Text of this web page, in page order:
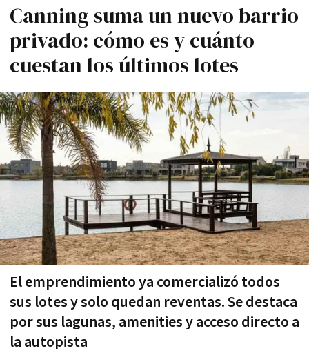
Canning suma un nuevo barrio
privado: cómo es y cuánto
cuestan los últimos lotes
El emprendimiento ya comercializó todos
sus lotes y solo quedan reventas. Se destaca
por sus lagunas, amenities y acceso directo a
la autopista